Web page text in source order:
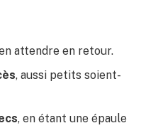
attendre en retour.
, aussi petits soient-
, en étant une épaule